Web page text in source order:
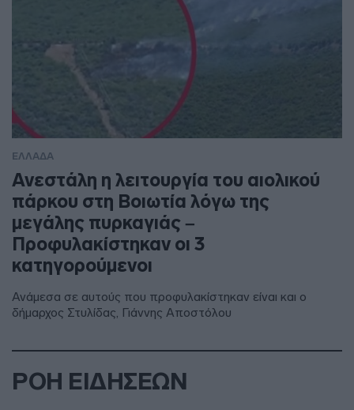
ΕΛΛΑΔΑ
Ανεστάλη η λειτουργία του αιολικού
πάρκου στη Βοιωτία λόγω της
μεγάλης πυρκαγιάς –
Προφυλακίστηκαν οι 3
κατηγορούμενοι
Ανάμεσα σε αυτούς που προφυλακίστηκαν είναι και ο
δήμαρχος Στυλίδας, Γιάννης Αποστόλου
ΡΟΗ ΕΙΔΗΣΕΩΝ